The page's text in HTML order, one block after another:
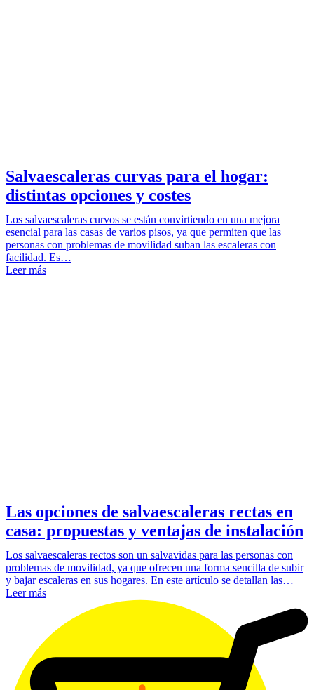
Salvaescaleras curvas para el hogar:
distintas opciones y costes
Los salvaescaleras curvos se están convirtiendo en una mejora
esencial para las casas de varios pisos, ya que permiten que las
personas con problemas de movilidad suban las escaleras con
facilidad. Es…
Leer más
Las opciones de salvaescaleras rectas en
casa: propuestas y ventajas de instalación
Los salvaescaleras rectos son un salvavidas para las personas con
problemas de movilidad, ya que ofrecen una forma sencilla de subir
y bajar escaleras en sus hogares. En este artículo se detallan las…
Leer más